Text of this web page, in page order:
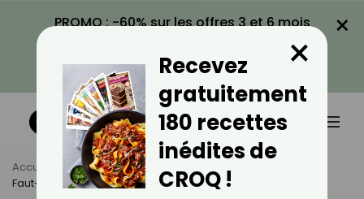
PROMO : -60% sur les offres 3 et 6 mois
VOIR LA PROMO
×
Accueil Actus
Alimentation
Faut-Il Arrêter De Manger Des Mini Carottes ?
Recevez
gratuitement
180 recettes
inédites de
CROQ !
×